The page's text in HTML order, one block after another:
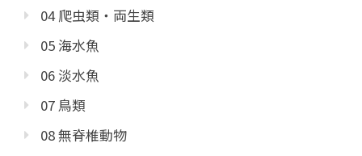
04 爬虫類・両生類
05 海水魚
06 淡水魚
07 鳥類
08 無脊椎動物